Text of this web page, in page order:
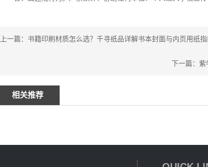
上一篇：书籍印刷材质怎么选？千寻纸品详解书本封面与内页用纸
下一篇：
相关推荐